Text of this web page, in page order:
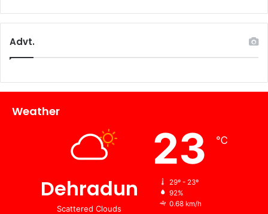
Advt.
Weather
Dehradun
Scattered Clouds
23 ℃
29º - 23º
92%
0.68 km/h